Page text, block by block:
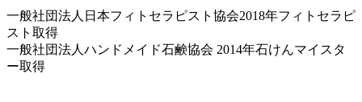
一般社団法人日本フィトセラピスト協会2018年フィトセラピ
スト取得
一般社団法人ハンドメイド石鹸協会 2014年石けんマイスタ
ー取得